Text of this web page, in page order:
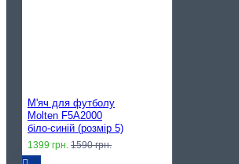
М'яч для футболу
Molten F5A2000
біло-синій (розмір 5)
1399 грн. 1590 грн.